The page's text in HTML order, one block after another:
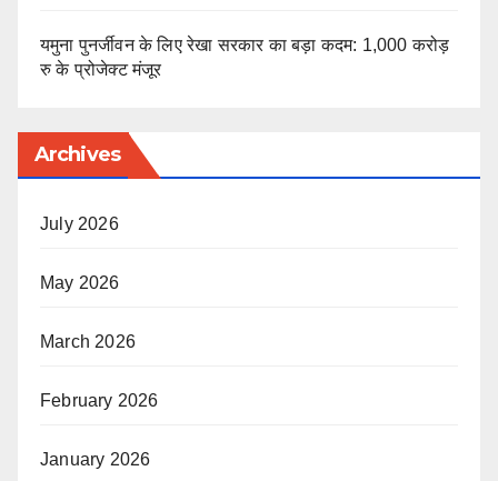
यमुना पुनर्जीवन के लिए रेखा सरकार का बड़ा कदम: 1,000 करोड़
रु के प्रोजेक्ट मंजूर
Archives
July 2026
May 2026
March 2026
February 2026
January 2026